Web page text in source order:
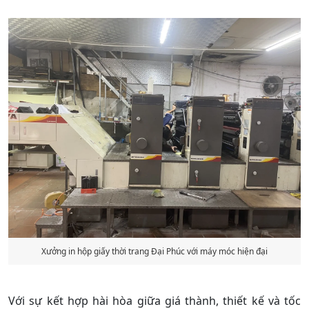
Xưởng in hộp giấy thời trang Đại Phúc với máy móc hiện đại
Với sự kết hợp hài hòa giữa giá thành, thiết kế và tốc